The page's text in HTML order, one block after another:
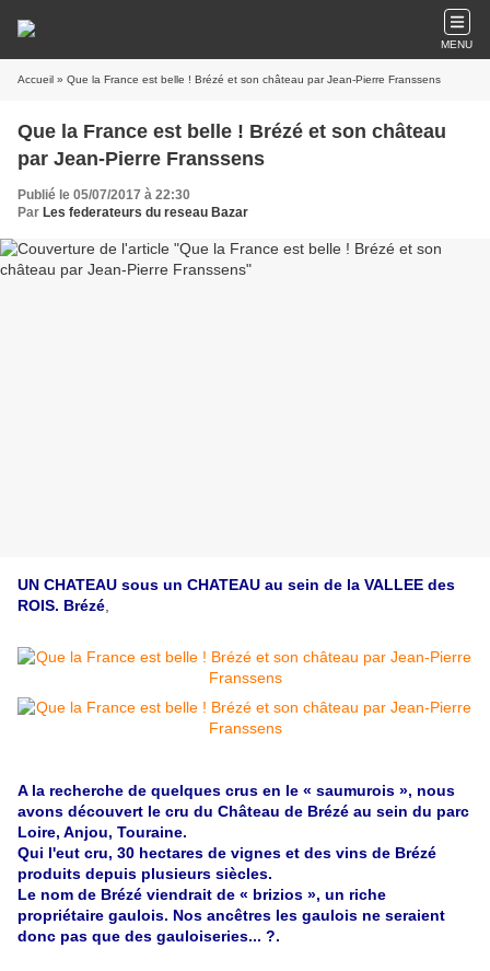
MENU
Accueil » Que la France est belle ! Brézé et son château par Jean-Pierre Franssens
Que la France est belle ! Brézé et son château
par Jean-Pierre Franssens
Publié le 05/07/2017 à 22:30
Par Les federateurs du reseau Bazar
UN CHATEAU sous un CHATEAU au sein de la VALLEE des
ROIS. Brézé
A la recherche de quelques crus en le « saumurois », nous
avons découvert le cru du Château de Brézé au sein du parc
Loire, Anjou, Touraine.
Qui l'eut cru, 30 hectares de vignes et des vins de Brézé
produits depuis plusieurs siècles.
Le nom de Brézé viendrait de « brizios », un riche
propriétaire gaulois. Nos ancêtres les gaulois ne seraient
donc pas que des gauloiseries... ?.